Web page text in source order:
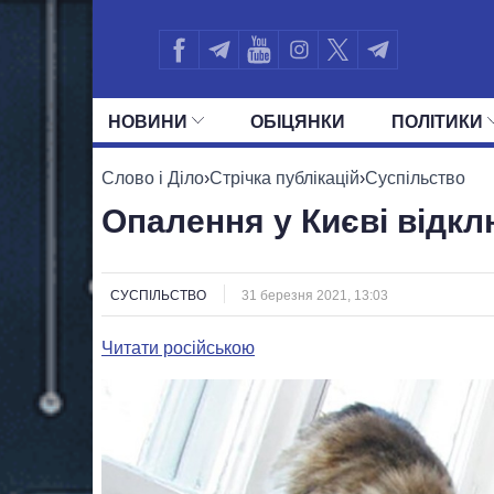
НОВИНИ ОБIЦЯНКИ ПОЛIТИКИ
УСІ ПОЛІТИКИ ПРЕЗИДЕНТ І ОФІС
Слово і Діло›Стрічка публікацій›Суспільство
Опалення у Києві
СУСПІЛЬСТВО 31 березня 2021, 13:03
Читати російською